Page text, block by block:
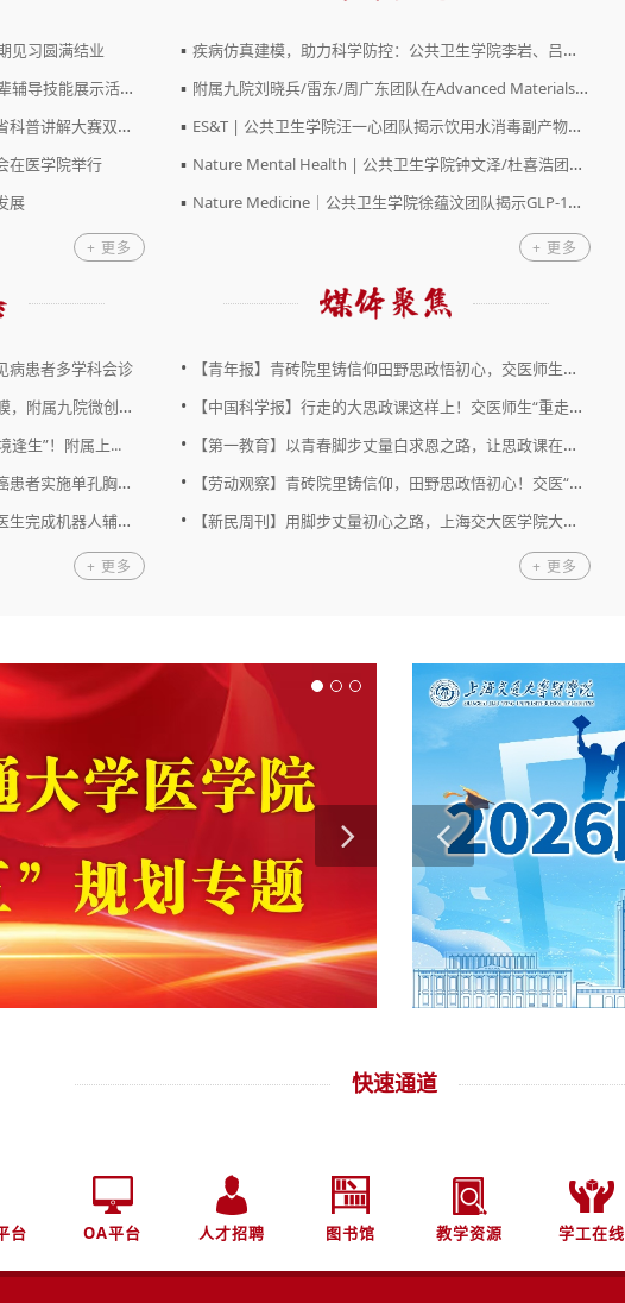
见习圆满结业
技能展示活动中...
讲解大赛双料奖项
在医学院举行
展
+ 更多
▪ 疾病仿真建模，助力科学防控：公共卫生学院李岩、吕奕鹏...
▪ 附属九院刘晓兵/雷东/周广东团队在Advanced Materials发...
▪ ES&T | 公共卫生学院汪一心团队揭示饮用水消毒副产物增加...
▪ Nature Mental Health | 公共卫生学院钟文泽/杜喜浩团队...
▪ Nature Medicine｜公共卫生学院徐蕴汶团队揭示GLP-1受体...
+ 更多
病患者多学科会诊
属九院微创内镜...
逢生”！附属上...
实施单孔胸腔镜...
成机器人辅助胸...
+ 更多
• 【青年报】青砖院里铸信仰田野思政悟初心，交医师生暑假...
• 【中国科学报】行走的大思政课这样上！交医师生“重走白...
• 【第一教育】以青春脚步丈量白求恩之路，让思政课在田野...
• 【劳动观察】青砖院里铸信仰，田野思政悟初心！交医“重...
• 【新民周刊】用脚步丈量初心之路，上海交大医学院大思政...
+ 更多
快速通道
台 OA平台 人才招聘 图书馆 教学资源 学工在线